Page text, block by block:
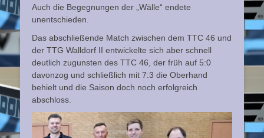
Auch die Begegnungen der „Wälle“ endete
unentschieden.
Das abschließende Match zwischen dem TTC 46 und
der TTG Walldorf II entwickelte sich aber schnell
deutlich zugunsten des TTC 46, der früh auf 5:0
davonzog und schließlich mit 7:3 die Oberhand
behielt und die Saison doch noch erfolgreich
abschloss.